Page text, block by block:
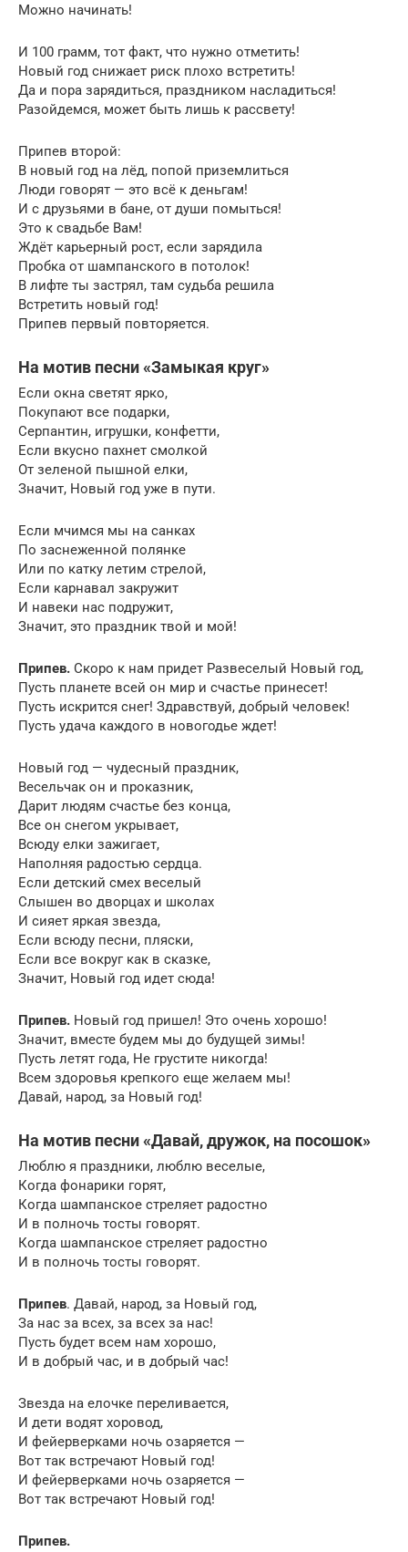
Можно начинать!
И 100 грамм, тот факт, что нужно отметить!
Новый год снижает риск плохо встретить!
Да и пора зарядиться, праздником насладиться!
Разойдемся, может быть лишь к рассвету!
Припев второй:
В новый год на лёд, попой приземлиться
Люди говорят — это всё к деньгам!
И с друзьями в бане, от души помыться!
Это к свадьбе Вам!
Ждёт карьерный рост, если зарядила
Пробка от шампанского в потолок!
В лифте ты застрял, там судьба решила
Встретить новый год!
Припев первый повторяется.
На мотив песни «Замыкая круг»
Если окна светят ярко,
Покупают все подарки,
Серпантин, игрушки, конфетти,
Если вкусно пахнет смолкой
От зеленой пышной елки,
Значит, Новый год уже в пути.
Если мчимся мы на санках
По заснеженной полянке
Или по катку летим стрелой,
Если карнавал закружит
И навеки нас подружит,
Значит, это праздник твой и мой!
Припев. Скоро к нам придет Развеселый Новый год,
Пусть планете всей он мир и счастье принесет!
Пусть искрится снег! Здравствуй, добрый человек!
Пусть удача каждого в новогодье ждет!
Новый год — чудесный праздник,
Весельчак он и проказник,
Дарит людям счастье без конца,
Все он снегом укрывает,
Всюду елки зажигает,
Наполняя радостью сердца.
Если детский смех веселый
Слышен во дворцах и школах
И сияет яркая звезда,
Если всюду песни, пляски,
Если все вокруг как в сказке,
Значит, Новый год идет сюда!
Припев. Новый год пришел! Это очень хорошо!
Значит, вместе будем мы до будущей зимы!
Пусть летят года, Не грустите никогда!
Всем здоровья крепкого еще желаем мы!
Давай, народ, за Новый год!
На мотив песни «Давай, дружок, на посошок»
Люблю я праздники, люблю веселые,
Когда фонарики горят,
Когда шампанское стреляет радостно
И в полночь тосты говорят.
Когда шампанское стреляет радостно
И в полночь тосты говорят.
Припев. Давай, народ, за Новый год,
За нас за всех, за всех за нас!
Пусть будет всем нам хорошо,
И в добрый час, и в добрый час!
Звезда на елочке переливается,
И дети водят хоровод,
И фейерверками ночь озаряется —
Вот так встречают Новый год!
И фейерверками ночь озаряется —
Вот так встречают Новый год!
Припев.